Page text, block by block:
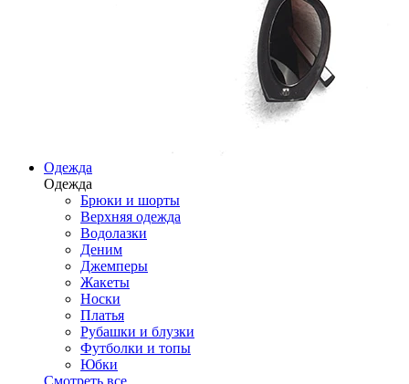
Одежда
Одежда
Брюки и шорты
Верхняя одежда
Водолазки
Деним
Джемперы
Жакеты
Носки
Платья
Рубашки и блузки
Футболки и топы
Юбки